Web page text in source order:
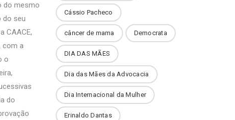
do mesmo
do seu
CAACE,
com a
o
do
Cássio Pacheco
câncer de mama Democrata
DIA DAS MÃES
Dia das Mães da Advocacia
Dia Internacional da Mulher
Erinaldo Dantas